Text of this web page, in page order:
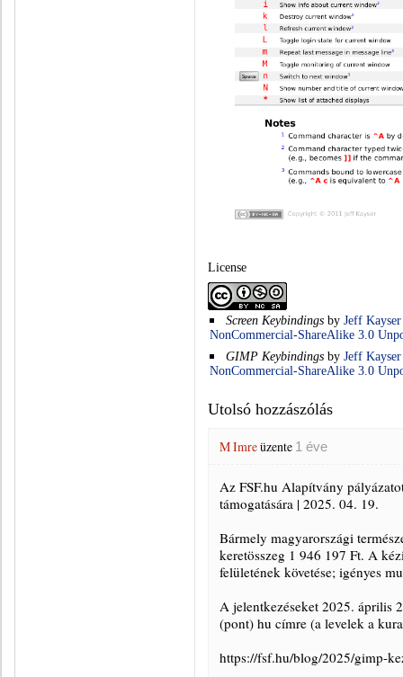
License
Screen Keybindings by Jeff Kayser
NonCommercial-ShareAlike 3.0
GIMP Keybindings by Jeff Kayser
NonCommercial-ShareAlike 3.0
Utolsó hozzászólás
M Imreüzente 1 éve
Az FSF.hu Alapítvány
támogatására | 2025. 04. 19.
Bármely magyarországi
keretösszeg 1 946 197 Ft. A
felületének követése; igényes
A jelentkezéseket 2025. április
(pont) hu címre (a levelek a
https://fsf.hu/blog/2025/gimp-